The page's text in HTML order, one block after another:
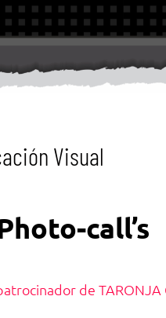
Visual
call’s
de TARONJA